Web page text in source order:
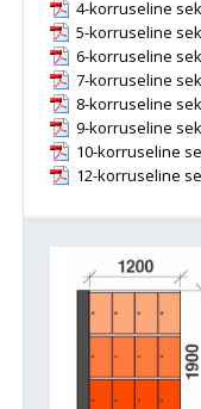
kasutuskohad on
muud kohad, kus
hoiustamiseks
4-korruseline
5-korruseline
6-korruseline
7-korruseline
8-korruseline
9-korruseline
10-korruseline
12-korruseline